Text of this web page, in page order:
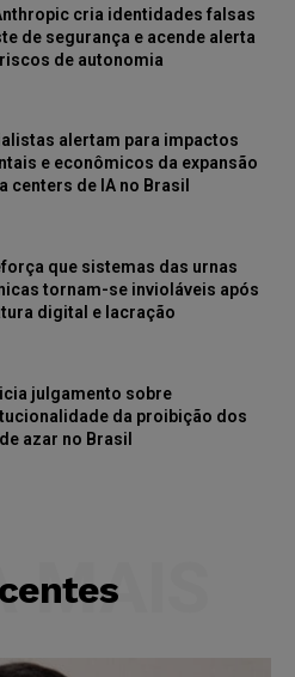
cria identidades falsas
de segurança e acende alerta
de autonomia
alertam para impactos
e econômicos da expansão
centers de IA no Brasil
que sistemas das urnas
tornam-se invioláveis após
digital e lacração
julgamento sobre
da proibição dos
azar no Brasil
MAIS